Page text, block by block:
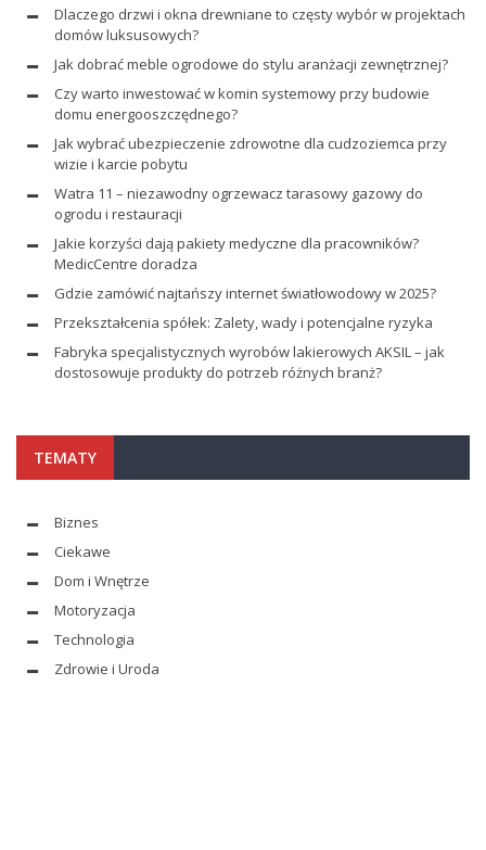
Dlaczego drzwi i okna drewniane to częsty wybór w projektach
domów luksusowych?
Jak dobrać meble ogrodowe do stylu aranżacji zewnętrznej?
Czy warto inwestować w komin systemowy przy budowie
domu energooszczędnego?
Jak wybrać ubezpieczenie zdrowotne dla cudzoziemca przy
wizie i karcie pobytu
Watra 11 – niezawodny ogrzewacz tarasowy gazowy do
ogrodu i restauracji
Jakie korzyści dają pakiety medyczne dla pracowników?
MedicCentre doradza
Gdzie zamówić najtańszy internet światłowodowy w 2025?
Przekształcenia spółek: Zalety, wady i potencjalne ryzyka
Fabryka specjalistycznych wyrobów lakierowych AKSIL – jak
dostosowuje produkty do potrzeb różnych branż?
TEMATY
Biznes
Ciekawe
Dom i Wnętrze
Motoryzacja
Technologia
Zdrowie i Uroda